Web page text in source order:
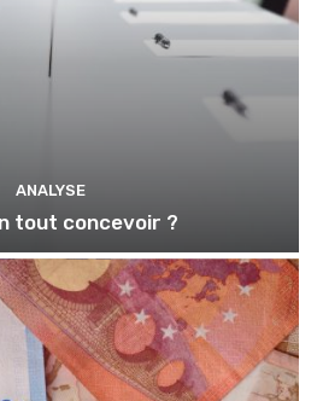
ANALYSE
tout concevoir ?